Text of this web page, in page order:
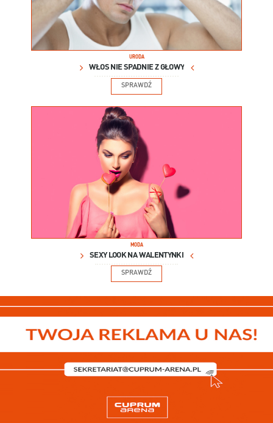
URODA
WŁOS NIE SPADNIE Z GŁOWY
SPRAWDŹ
MODA
SEXY LOOK NA WALENTYNKI
SPRAWDŹ